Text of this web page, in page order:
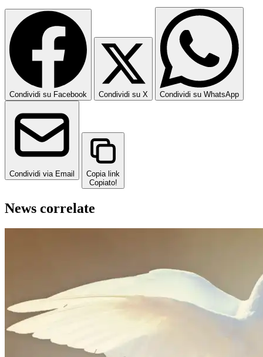
Condividi su Facebook Condividi su X Condividi su WhatsApp
Condividi via Email
Copia link
Copiato!
News correlate